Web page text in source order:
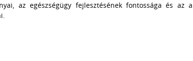
az egészségügy fejlesztésének fontossága és az a